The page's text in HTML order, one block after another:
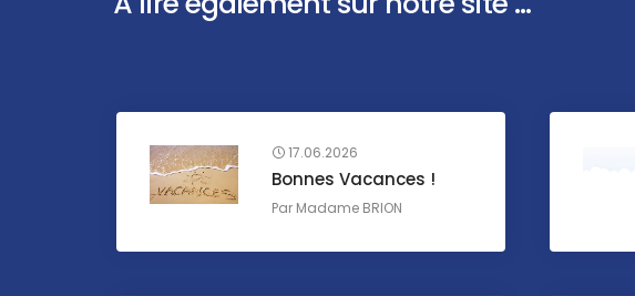
17.06.2026
Bonnes Vacances !
Par Madame BRION